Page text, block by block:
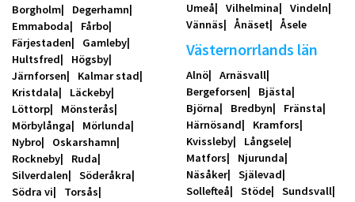
Borgholm
Degerhamn
Emmaboda
Fårbo
Färjestaden
Gamleby
Hultsfred
Högsby
Järnforsen
Kalmar stad
Kristdala
Läckeby
Löttorp
Mönsterås
Mörbylånga
Mörlunda
Nybro
Oskarshamn
Rockneby
Ruda
Silverdalen
Söderåkra
Södra vi
Torsås
Umeå
Vilhelmina
Vindeln
Vännäs
Ånäset Åsele
Västernorrlands län
Alnö
Arnäsvall
Bergeforsen
Bjästa
Björna
Bredbyn
Fränsta
Härnösand
Kramfors
Kvissleby
Långsele
Matfors
Njurunda
Näsåker
Själevad
Sollefteå
Stöde
Sundsvall